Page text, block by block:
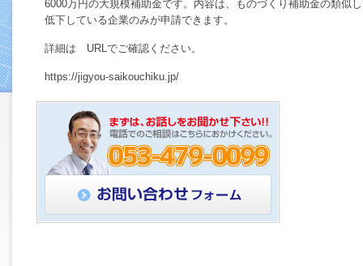
6000万円の大規模補助金です。内容は、ものづくり補助金の類似
低下している企業のみが申請できます。
詳細は URLでご確認ください。
https://jigyou-saikouchiku.jp/